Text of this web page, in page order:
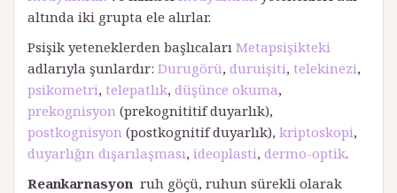
altında iki grupta ele alırlar.
Psişik yeteneklerden başlıcaları Metapsişikteki
adlarıyla şunlardır: Durugörü, duruişiti, telekinezi,
psikometri, telepatlık, düşünce okuma,
prekognisyon (prekognititif duyarlık),
postkognisyon (postkognitif duyarlık), kriptoskopi,
duyarlığın dışarılaşması, ideoplasti, dermo-optik.
Reankarnasyon ruh göçü, ruhun sürekli olarak